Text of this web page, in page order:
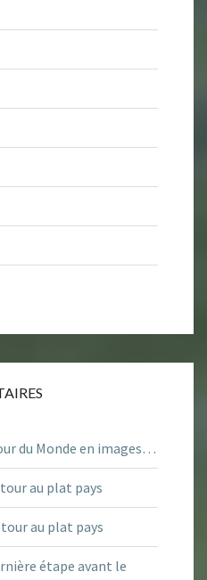
du Monde en images…
au plat pays
au plat pays
étape avant le